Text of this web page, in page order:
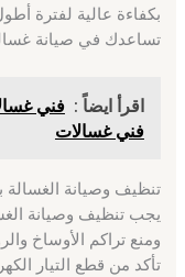
بكفاءة عالية لفترة
تساعدك في صيانة
اقرأ ايضاً :
فني غسالات
تنظيف وصيانة الغسالة
يجب تنظيف وصيانة
ومنع تراكم الأوساخ
تأكد من قطع التيار